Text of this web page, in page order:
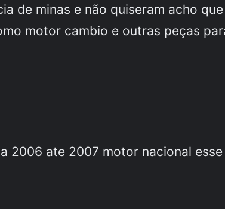
de minas e não quiseram acho
motor cambio e outras peças
2006 ate 2007 motor nacional